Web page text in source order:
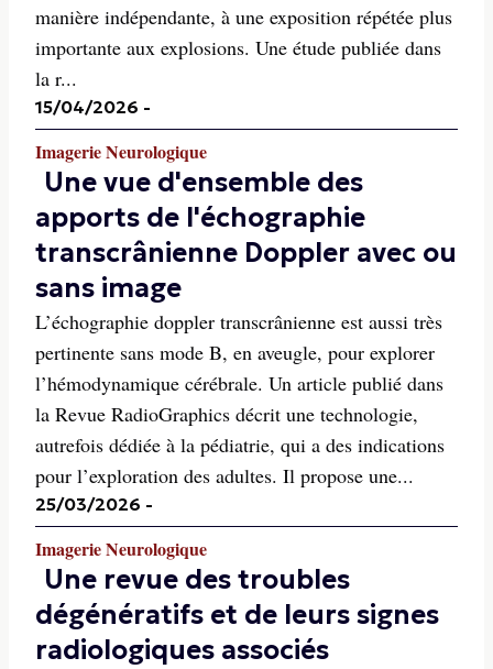
manière indépendante, à une exposition répétée plus
importante aux explosions. Une étude publiée dans
la r...
15/04/2026 -
Imagerie Neurologique
Une vue d'ensemble des
apports de l'échographie
transcrânienne Doppler avec ou
sans image
L’échographie doppler transcrânienne est aussi très
pertinente sans mode B, en aveugle, pour explorer
l’hémodynamique cérébrale. Un article publié dans
la Revue RadioGraphics décrit une technologie,
autrefois dédiée à la pédiatrie, qui a des indications
pour l’exploration des adultes. Il propose une...
25/03/2026 -
Imagerie Neurologique
Une revue des troubles
dégénératifs et de leurs signes
radiologiques associés